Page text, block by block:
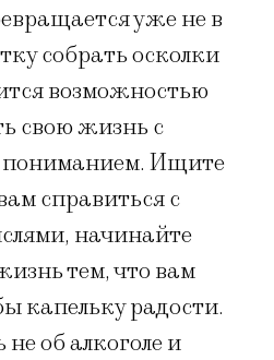
уже не в
собрать осколки
возможностью
свою жизнь с
Ищите
справиться с
начинайте
тем, что вам
капельку радости.
об алкоголе и